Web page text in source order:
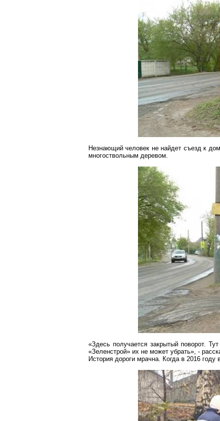
Незнающий человек не найдет съезд к
многоствольным деревом.
«Здесь получается закрытый поворот.
«Зеленстрой» их не может убрать», -
История дороги мрачна. Когда в 2016